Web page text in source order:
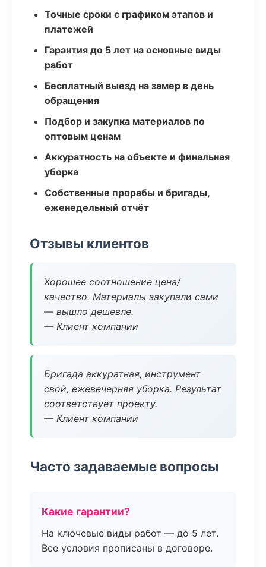
Точные сроки с графиком этапов и
платежей
Гарантия до 5 лет на основные виды
работ
Бесплатный выезд на замер в день
обращения
Подбор и закупка материалов по
оптовым ценам
Аккуратность на объекте и финальная
уборка
Собственные прорабы и бригады,
еженедельный отчёт
Отзывы клиентов
Хорошее соотношение цена/
качество. Материалы закупали сами
— вышло дешевле.
— Клиент компании
Бригада аккуратная, инструмент
свой, ежевечерняя уборка. Результат
соответствует проекту.
— Клиент компании
Часто задаваемые вопросы
Какие гарантии?
На ключевые виды работ — до 5 лет.
Все условия прописаны в договоре.